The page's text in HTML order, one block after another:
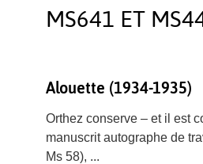
MS641 ET
Alouette (1934-1935)
Orthez conserve – et il est
manuscrit autographe de
Ms 58), ...